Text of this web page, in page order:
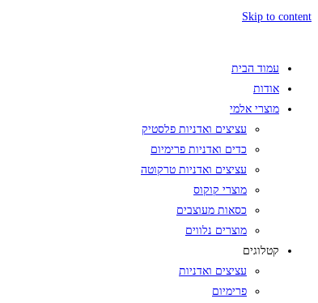
Skip to content
עמוד הבית
אודות
מוצרי אלמי
עציצים ואדניות פלסטיק
כדים ואדניות פרימיום
עציצים ואדניות טרקוטה
מוצרי קוקוס
כסאות מעוצבים
מוצרים נלווים
קטלוגים
עציצים ואדניות
פרימיום